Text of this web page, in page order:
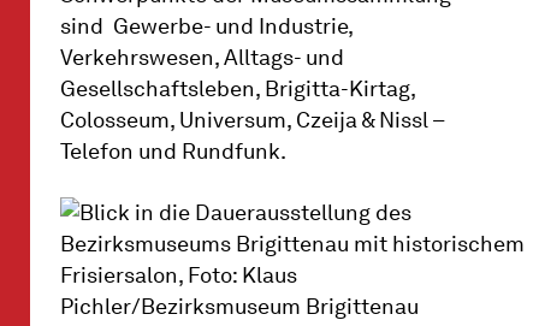
sind Gewerbe- und Industrie,
Verkehrswesen, Alltags- und
Gesellschaftsleben, Brigitta-Kirtag,
Colosseum, Universum, Czeija & Nissl –
Telefon und Rundfunk.